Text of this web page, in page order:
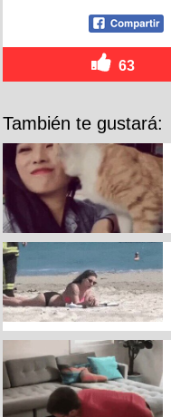
63
También te gustará: